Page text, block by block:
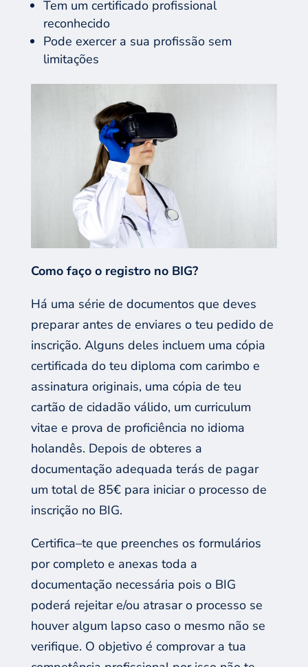
Tem um certificado profissional
reconhecido
Pode exercer a sua profissão sem
limitações
Como faço oregistrono BIG?
Há uma série de documentos que deves
preparar antes de enviares o teu pedido de
inscrição. Alguns deles incluem uma cópia
certificada do teu diploma com carimbo e
assinatura originais, uma cópia de teu
cartão de cidadãoválido, um curriculum
vitae e prova de proficiência no idioma
holandês. Depois de obteres a
documentação adequada terás de pagar
um total de 85€ para iniciar o processode
inscrição no BIG.
Certifica–te que preenches os formulários
por completo e anexas toda a
documentação necessária pois o BIG
poderá rejeitar e/ou atrasaroprocessose
houver algum lapso caso o mesmo não se
verifique. O objetivoé comprovar a tua